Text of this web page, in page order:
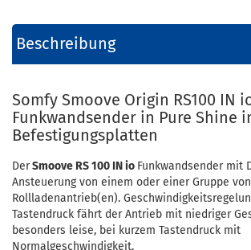
Beschreibung
Somfy Smoove Origin RS100 IN
Funkwandsender in Pure Shine
Befestigungsplatten
DerSmoove RS 100 IN io Funkwandsender mit
Ansteuerung von einem oder einer Gruppe von
Rollladenantrieb(en).
Tastendruck fährt der Antrieb mit niedriger
besonders leise, bei kurzem Tastendruck mit
Normalgeschwindigkeit.